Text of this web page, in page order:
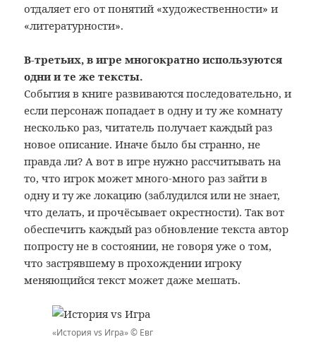
отдаляет его от понятий «художественности» и
«литературности».
В-третьих, в игре многократно используются
одни и те же тексты.
События в книге развиваются последовательно, и
если персонаж попадает в одну и ту же комнату
несколько раз, читатель получает каждый раз
новое описание. Иначе было бы странно, не
правда ли? А вот в игре нужно рассчитывать на
то, что игрок может много-много раз зайти в
одну и ту же локацию (заблудился или не знает,
что делать, и прочёсывает окрестности). Так вот
обеспечить каждый раз обновление текста автор
попросту не в состоянии, не говоря уже о том,
что застрявшему в прохождении игроку
меняющийся текст может даже мешать.
«История vs Игра» © Евг